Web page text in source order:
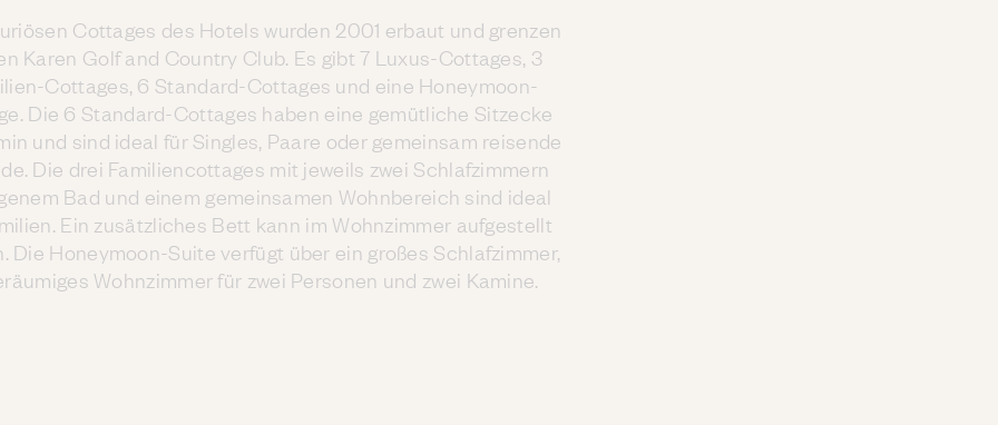
Cottages des Hotels wurden 2001 erbaut und grenzen
Karen Golf and Country Club. Es gibt 7 Luxus-Cottages, 3
Cottages, 6 Standard-Cottages und eine Honeymoon-
Die 6 Standard-Cottages haben eine gemütliche Sitzecke
und sind ideal für Singles, Paare oder gemeinsam reisende
Die drei Familiencottages mit jeweils zwei Schlafzimmern
Bad und einem gemeinsamen Wohnbereich sind ideal
Ein zusätzliches Bett kann im Wohnzimmer aufgestellt
Die Honeymoon-Suite verfügt über ein großes Schlafzimmer,
Wohnzimmer für zwei Personen und zwei Kamine.